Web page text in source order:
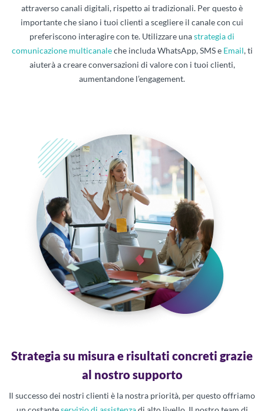
attraverso canali digitali, rispetto ai tradizionali. Per questo è
importante che siano i tuoi clienti a scegliere il canale con cui
preferiscono interagire con te. Utilizzare unastrategia di
comunicazione multicanaleche includa WhatsApp, SMS e Email, ti
aiuterà a creare conversazioni di valore con i tuoi clienti,
aumentandone l’engagement.
Strategia su misura e risultati concreti grazie
al nostro supporto
Il successo dei nostri clienti è la nostra priorità, per questo offriamo